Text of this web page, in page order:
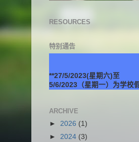
RESOURCES
特别通告
**27/5/2023(星期六)至
5/6/2023（星期一）为学校
期。
ARCHIVE
► 2026 (1)
► 2024 (3)